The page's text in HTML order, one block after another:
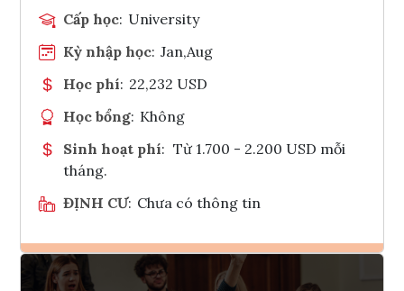
Cấp học: University
Kỳ nhập học: Jan,Aug
Học phí: 22,232 USD
Học bổng: Không
Sinh hoạt phí: Từ 1.700 - 2.200 USD mỗi
tháng.
ĐỊNH CƯ: Chưa có thông tin
Ghi danh